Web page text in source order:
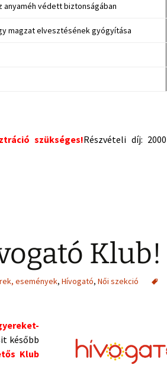
anyaméh védett biztonságában
magzat elvesztésének gyógyítása
szükséges!Részvételi díj: 2000
Klub!
események, Hívogató, Női szekció
később
Klub